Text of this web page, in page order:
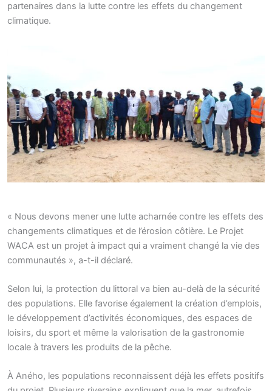
partenaires dans la lutte contre les effets du changement
climatique.
« Nous devons mener une lutte acharnée contre les effets des
changements climatiques et de l’érosion côtière. Le Projet
WACA est un projet à impact qui a vraiment changé la vie des
communautés », a-t-il déclaré.
Selon lui, la protection du littoral va bien au-delà de la sécurité
des populations. Elle favorise également la création d’emplois,
le développement d’activités économiques, des espaces de
loisirs, du sport et même la valorisation de la gastronomie
locale à travers les produits de la pêche.
À Aného, les populations reconnaissent déjà les effets positifs